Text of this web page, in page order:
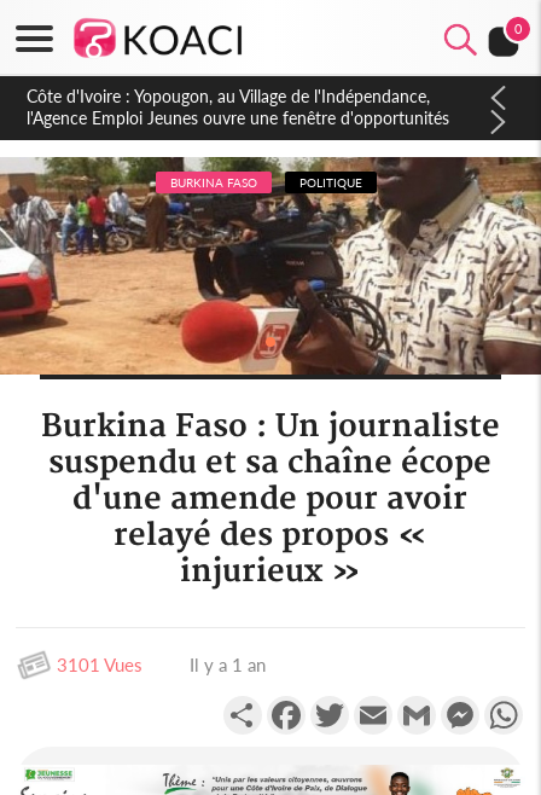
0
Côte d'Ivoire : CHU de Treichville, après la fronde, les agents
contractuels obtiennent un accord avec la direction sur les
arriérés du SMIG 2023
BURKINA FASO POLITIQUE
Burkina Faso : Un journaliste
suspendu et sa chaîne écope
d'une amende pour avoir
relayé des propos «
injurieux »
3101 Vues Il y a 1 an
PartagerFacebookTwitterEmail Gmail